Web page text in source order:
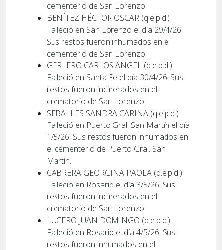
cementerio de San Lorenzo.
BENÍTEZ HÉCTOR OSCAR (q.e.p.d.)
Falleció en San Lorenzo el día 29/4/26.
Sus restos fueron inhumados en el
cementerio de San Lorenzo.
GERLERO CARLOS ÁNGEL (q.e.p.d.)
Falleció en Santa Fe el día 30/4/26. Sus
restos fueron incinerados en el
crematorio de San Lorenzo.
SEBALLES SANDRA CARINA (q.e.p.d.)
Falleció en Puerto Gral. San Martín el día
1/5/26. Sus restos fueron inhumados en
el cementerio de Puerto Gral. San
Martín.
CABRERA GEORGINA PAOLA (q.e.p.d.)
Falleció en Rosario el día 3/5/26. Sus
restos fueron incinerados en el
crematorio de San Lorenzo.
LUCERO JUAN DOMINGO (q.e.p.d.)
Falleció en Rosario el día 4/5/26. Sus
restos fueron inhumados en el